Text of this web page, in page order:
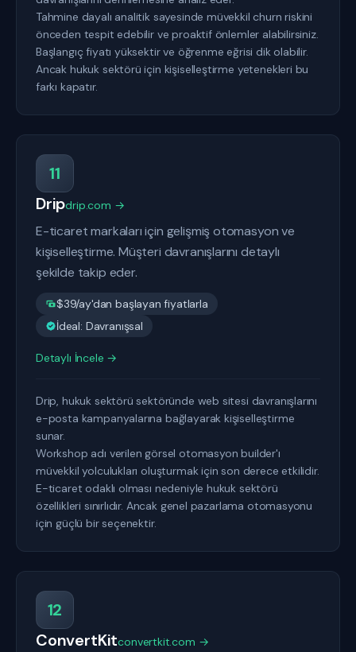
Tahmine dayalı analitik sayesinde müvekkil churn riskini
önceden tespit edebilir ve proaktif önlemler alabilirsiniz.
Başlangıç fiyatı yüksektir ve öğrenme eğrisi dik olabilir.
Ancak hukuk sektörü için kişiselleştirme yetenekleri bu
farkı kapatır.
11
Dripdrip.com →
E-ticaret markaları için gelişmiş otomasyon ve
kişiselleştirme. Müşteri davranışlarını detaylı
şekilde takip eder.
$39/ay'dan başlayan fiyatlarla
İdeal: Davranışsal
Detaylı İncele →
Drip, hukuk sektörü sektöründe web sitesi davranışlarını
e-posta kampanyalarına bağlayarak kişiselleştirme
sunar.
Workshop adı verilen görsel otomasyon builder'ı
müvekkil yolculukları oluşturmak için son derece etkilidir.
E-ticaret odaklı olması nedeniyle hukuk sektörü
özellikleri sınırlıdır. Ancak genel pazarlama otomasyonu
için güçlü bir seçenektir.
12
ConvertKitconvertkit.com →